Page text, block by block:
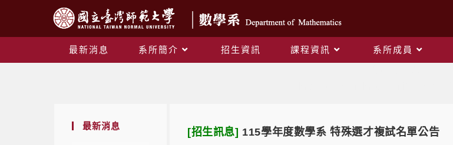
最新消息 系所簡介 招生資訊 課程資訊 系所成員
最新消息
[招生訊息] 115學年度數學系 特殊選才複試名單公告